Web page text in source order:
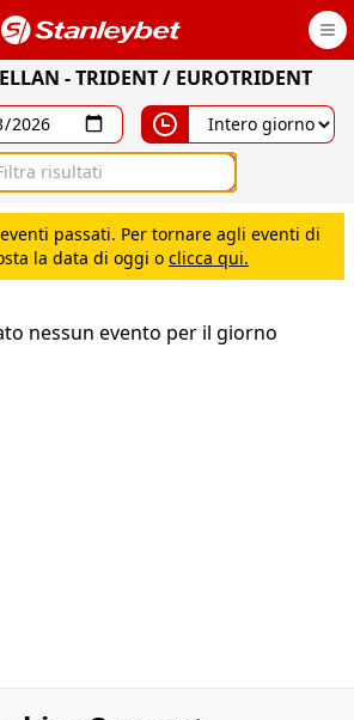
-TRIDENT / EUROTRIDENT
passati. Per tornare agli eventi di
la data di oggi o clicca qui.
nessun evento per il giorno